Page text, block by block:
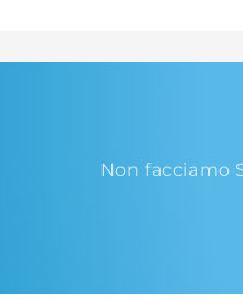
Non facciamo